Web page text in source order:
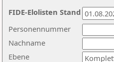
Nachname
Ebene
Personennummer
FIDE-Elolisten Stand